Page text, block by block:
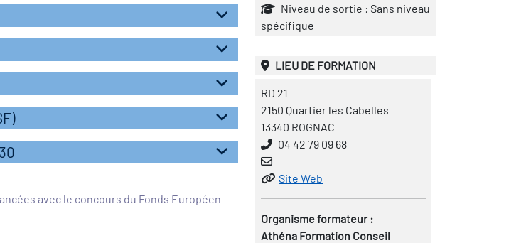
avec le concours du Fonds Européen
Niveau de sortie : Sans niveau
spécifique
LIEU DE FORMATION
RD 21
2150 Quartier les Cabelles
13340 ROGNAC
04 42 79 09 68
Site Web
Organisme formateur :
Athéna Formation Conseil